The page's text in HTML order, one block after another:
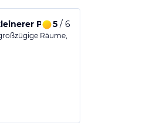
Probleme
5/ 6
Räume,